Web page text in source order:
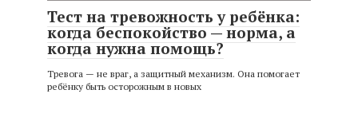
Тест на тревожность у ребёнка:
когда беспокойство — норма, а
когда нужна помощь?
Тревога — не враг, а защитный механизм. Она помогает
ребёнку быть осторожным в новых